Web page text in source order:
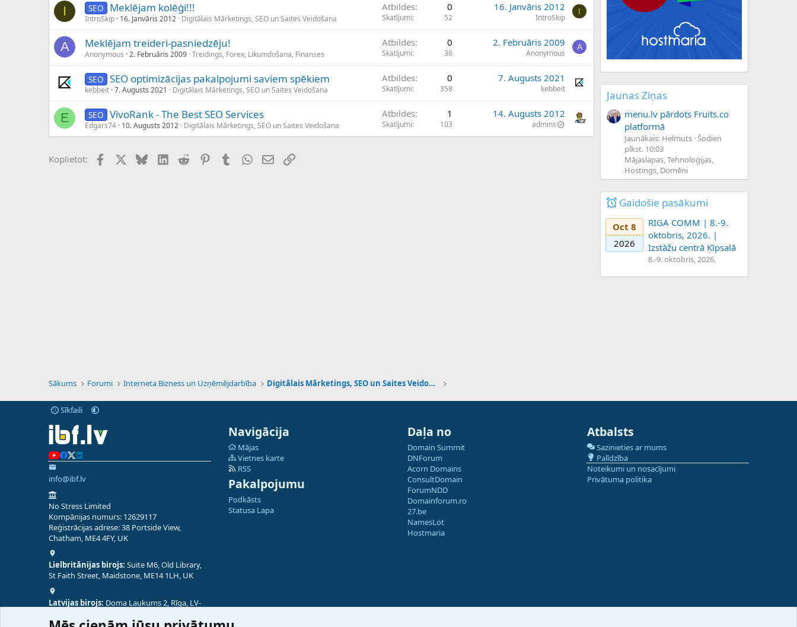
I SEO Meklējam kolēģi!!!
IntroSkip 16. Janvāris 2012 Digitālais Mārketings, SEO un Saites Veidošana
Atbildes 0
Skatījumi 52
16. Janvāris 2012
IntroSkip
I
A Meklējam treideri-pasniedzēju!
Anonymous 2. Februāris 2009 Treidings, Forex, Likumdošana, Finanses
Atbildes 0
Skatījumi 38
2. Februāris 2009
Anonymous
A
SEO SEO optimizācijas pakalpojumi saviem spēkiem
kebbeit 7. Augusts 2021 Digitālais Mārketings, SEO un Saites Veidošana
Atbildes 0
Skatījumi 358
7. Augusts 2021
kebbeit
E SEO VivoRank - The Best SEO Services
Edgars74 10. Augusts 2012 Digitālais Mārketings, SEO un Saites Veidošana
Atbildes 1
Skatījumi 103
14. Augusts 2012
admins
Koplietot: FacebookX (Twitter)
BlueskyLinkedIn
Reddit PinterestTumblrWhatsApp
E-pastsSaiti
Jaunas Ziņas
menu.lv pārdots Fruits.co
platformā
Jaunākais: Helmuts Šodien
plkst. 10:03
Mājaslapas, Tehnoloģijas,
Hostings, Domēni
Gaidošie pasākumi
Oct 8
2026
RIGA COMM | 8.-9.
oktobris, 2026. |
Izstāžu centrā Ķīpsalā
8.-9. oktobris, 2026.
Sākums Forumi Interneta Bizness un Uzņēmējdarbība Digitālais Mārketings, SEO un Saites Veidošana
Sīkfaili
info@ibf.lv
No Stress Limited
Kompānijas numurs: 12629117
Reģistrācijas adrese: 38 Portside View,
Chatham, ME4 4FY, UK
Lielbritānijas birojs: Suite M6, Old Library,
St Faith Street, Maidstone, ME14 1LH, UK
Latvijas birojs: Doma Laukums 2, Rīga, LV-
Navigācija
Mājas
Vietnes karte
RSS
Pakalpojumu
Podkāsts
Statusa Lapa
Daļa no
Domain Summit
DNForum
Acorn Domains
ConsultDomain
ForumNDD
Domainforum.ro
27.be
NamesLot
Hostmaria
Atbalsts
Sazinieties ar mums
Palīdzība
Noteikumi un nosacījumi
Privātuma politika